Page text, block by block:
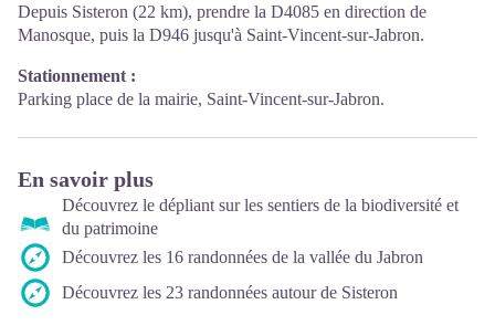
Depuis Sisteron (22 km), prendre la D4085 en direction de
Manosque, puis la D946 jusqu'à Saint-Vincent-sur-Jabron.
Stationnement :
Parking place de la mairie, Saint-Vincent-sur-Jabron.
En savoir plus
Découvrez le dépliant sur les sentiers de la biodiversité et
du patrimoine
Découvrez les 16 randonnées de la vallée du Jabron
Découvrez les 23 randonnées autour de Sisteron